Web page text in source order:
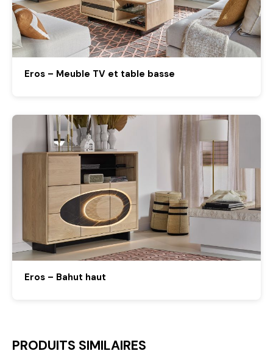
Eros – Meuble TV et table basse
Eros – Bahut haut
PRODUITS SIMILAIRES